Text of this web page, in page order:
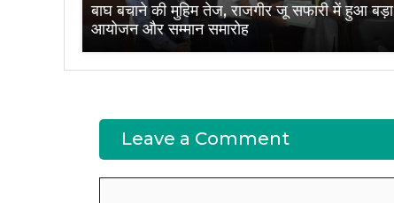
बाघ बचाने की मुहिम तेज, राजगीर जू सफारी में हुआ बड़ा
आयोजन और सम्मान समारोह
Leave a Comment